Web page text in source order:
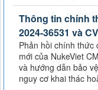
Thông tin chính
2024-36531 và
Phản hồi chính thức
mới của NukeViet
và hướng dẫn bảo
nguy cơ khai thác